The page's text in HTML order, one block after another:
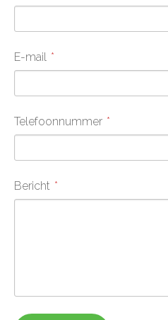
E-mail
Telefoonnummer
Bericht